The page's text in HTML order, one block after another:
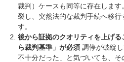
裁判）ケースも同等に存在しま
裂し、突然法的な裁判手続へ移
す。
後から証拠のクオリティを上げ
ら裁判基準」が必須 調停が破綻
不十分だった」と気づいても、